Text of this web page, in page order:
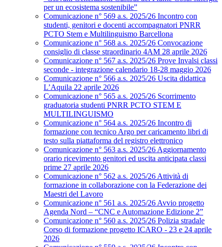
per un ecosistema sostenibile”
Comunicazione n° 569 a.s. 2025/26 Incontro con
studenti, genitori e docenti accompagnatori PNRR
PCTO Stem e Multilinguismo Barcellona
Comunicazione n° 568 a.s. 2025/26 Convocazione
consiglio di classe straordinario 4AM 28 aprile 2026
Comunicazione n° 567 a.s. 2025/26 Prove Invalsi classi
seconde - integrazione calendario 18-28 maggio 2026
Comunicazione n° 566 a.s. 2025/26 Uscita didattica
L’Aquila 22 aprile 2026
Comunicazione n° 565 a.s. 2025/26 Scorrimento
graduatoria studenti PNRR PCTO STEM E
MULTILINGUISMO
Comunicazione n° 564 a.s. 2025/26 Incontro di
formazione con tecnico Argo per caricamento libri di
testo sulla piattaforma del registro elettronico
Comunicazione n° 563 a.s. 2025/26 Aggiornamento
orario ricevimento genitori ed uscita anticipata classi
prime 27 aprile 2026
Comunicazione n° 562 a.s. 2025/26 Attività di
formazione in collaborazione con la Federazione dei
Maestri del Lavoro
Comunicazione n° 561 a.s. 2025/26 Avvio progetto
Agenda Nord – “CNC e Automazione Edizione 2”
Comunicazione n° 560 a.s. 2025/26 Polizia stradale
Corso di formazione progetto ICARO - 23 e 24 aprile
2026